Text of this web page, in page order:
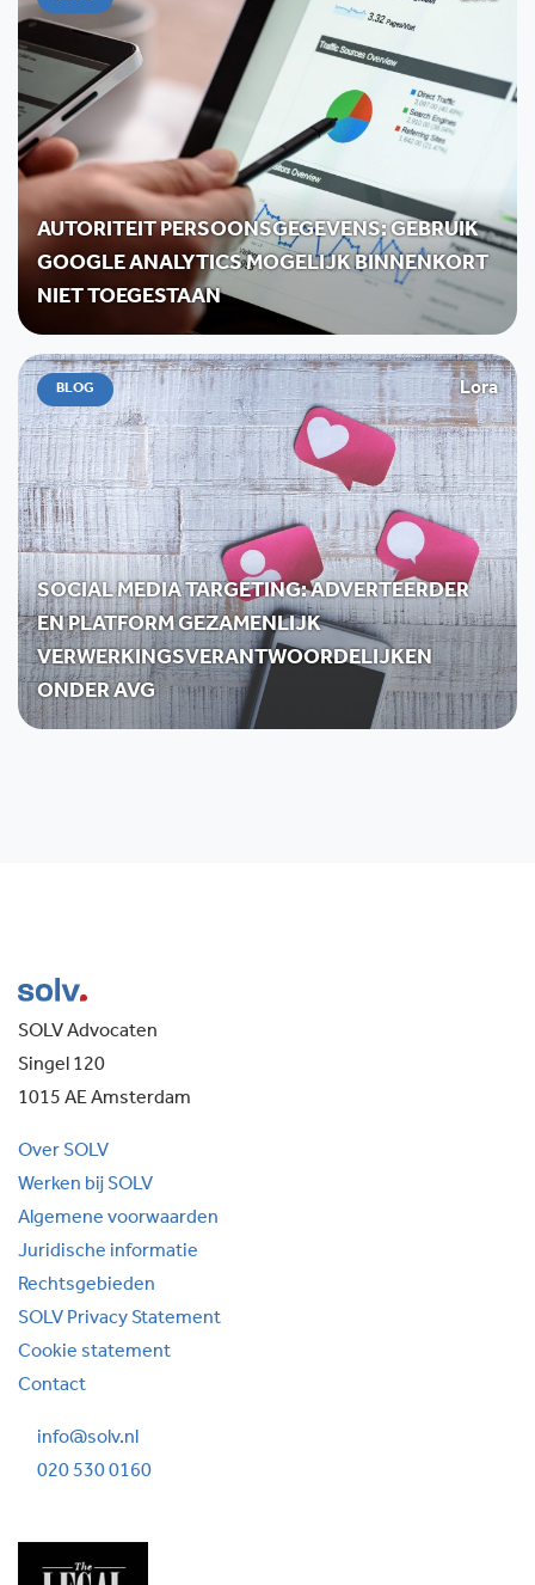
AUTORITEIT PERSOONSGEGEVENS: GEBRUIK
GOOGLE ANALYTICS MOGELIJK BINNENKORT
NIET TOEGESTAAN
BLOG Lora
SOCIAL MEDIA TARGETING: ADVERTEERDER
EN PLATFORM GEZAMENLIJK
VERWERKINGSVERANTWOORDELIJKEN
ONDER AVG
SOLV Advocaten
Singel 120
1015 AE Amsterdam
Over SOLV
Werken bij SOLV
Algemene voorwaarden
Juridische informatie
Rechtsgebieden
SOLV Privacy Statement
Cookie statement
Contact
info@solv.nl
020 530 0160